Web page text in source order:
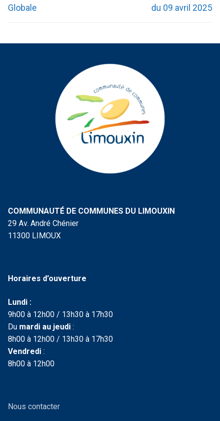
Globale
du 09 avril 2025
COMMUNAUTÉ DE COMMUNES DU LIMOUXIN
29 Av. André Chénier
11300 LIMOUX
Horaires d’ouverture
Lundi :
9h00 à 12h00 / 13h30 à 17h30
Du mardi au jeudi :
8h00 à 12h00 / 13h30 à 17h30
Vendredi :
8h00 à 12h00
Nous contacter